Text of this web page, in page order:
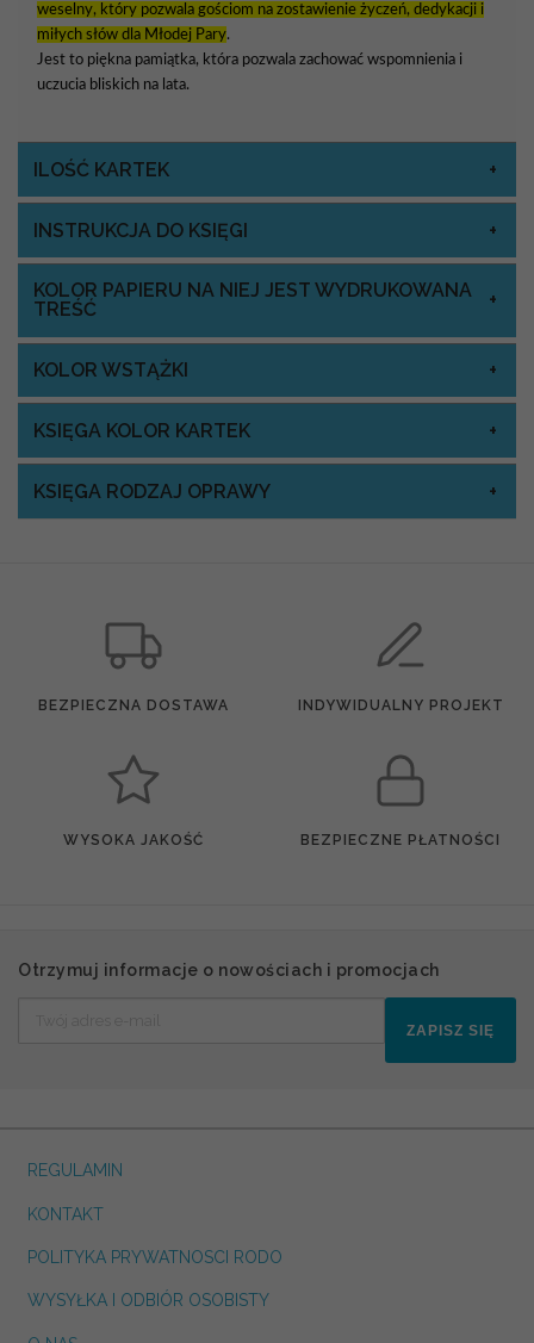
weselny, który pozwala gościom na zostawienie życzeń, dedykacji i
miłych słów dla Młodej Pary.
Jest to piękna pamiątka, która pozwala zachować wspomnienia i
uczucia bliskich na lata.
ILOŚĆ KARTEK
INSTRUKCJA DO KSIĘGI
KOLOR PAPIERU NA NIEJ JEST WYDRUKOWANA
TREŚĆ
KOLOR WSTĄŻKI
KSIĘGA KOLOR KARTEK
KSIĘGA RODZAJ OPRAWY
BEZPIECZNA DOSTAWA INDYWIDUALNY PROJEKT
WYSOKA JAKOŚĆ BEZPIECZNE PŁATNOŚCI
Otrzymuj informacje o nowościach i promocjach
ZAPISZ SIĘ
REGULAMIN
KONTAKT
POLITYKA PRYWATNOSCI RODO
WYSYŁKA I ODBIÓR OSOBISTY